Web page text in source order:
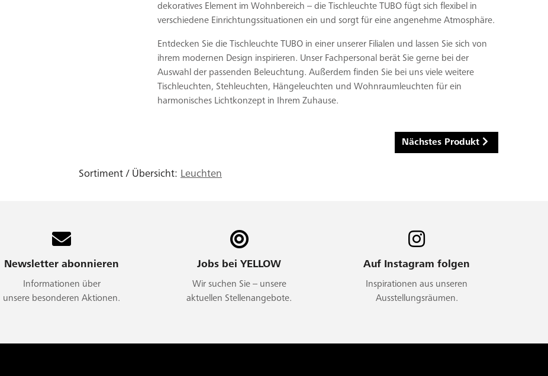
dekoratives Element im Wohnbereich – die Tischleuchte TUBO fügt sich flexibel in
verschiedene Einrichtungssituationen ein und sorgt für eine angenehme Atmosphäre.
Entdecken Sie die Tischleuchte TUBO in einer unserer Filialen und lassen Sie sich von
ihrem modernen Design inspirieren. Unser Fachpersonal berät Sie gerne bei der
Auswahl der passenden Beleuchtung. Außerdem finden Sie bei uns viele weitere
Tischleuchten, Stehleuchten, Hängeleuchten und Wohnraumleuchten für ein
harmonisches Lichtkonzept in Ihrem Zuhause.
Nächstes Produkt
Sortiment / Übersicht: Leuchten
Newsletter abonnieren
Informationen über
unsere besonderen Aktionen.
Jobs bei YELLOW
Wir suchen Sie – unsere
aktuellen Stellenangebote.
Auf Instagram folgen
Inspirationen aus unseren
Ausstellungsräumen.